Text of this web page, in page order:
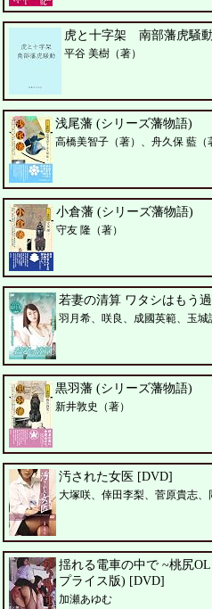
虎と十字架 南部藩虎騒
平谷 美樹（著）
浅尾藩 (シリーズ藩物語)
高橋美智子（著）、舟久保 藍（
小倉藩 (シリーズ藩物語)
守友 隆（著）
若妻の清算 ワタシはもう
羽月希、咲良、成國英範、玉城
黒羽藩 (シリーズ藩物語)
新井敦史（著）
汚された女医 [DVD]
大塚咲、倖田李梨、菅原貴志
揺れる電車の中で ~桃尻
プライス版) [DVD]
加瀬あゆむ